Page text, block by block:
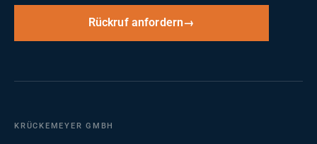
Rückruf anfordern
KRÜCKEMEYER GMBH